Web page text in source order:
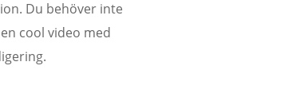
Du behöver inte
cool video med